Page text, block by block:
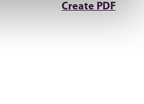
Create PDF